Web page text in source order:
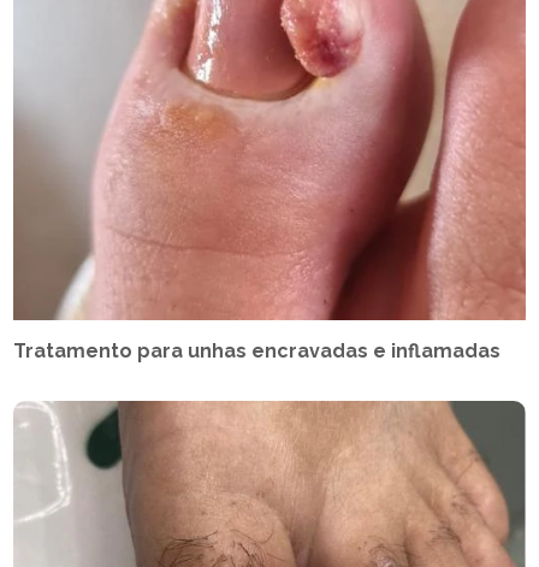
Tratamento para unhas encravadas e inflamadas